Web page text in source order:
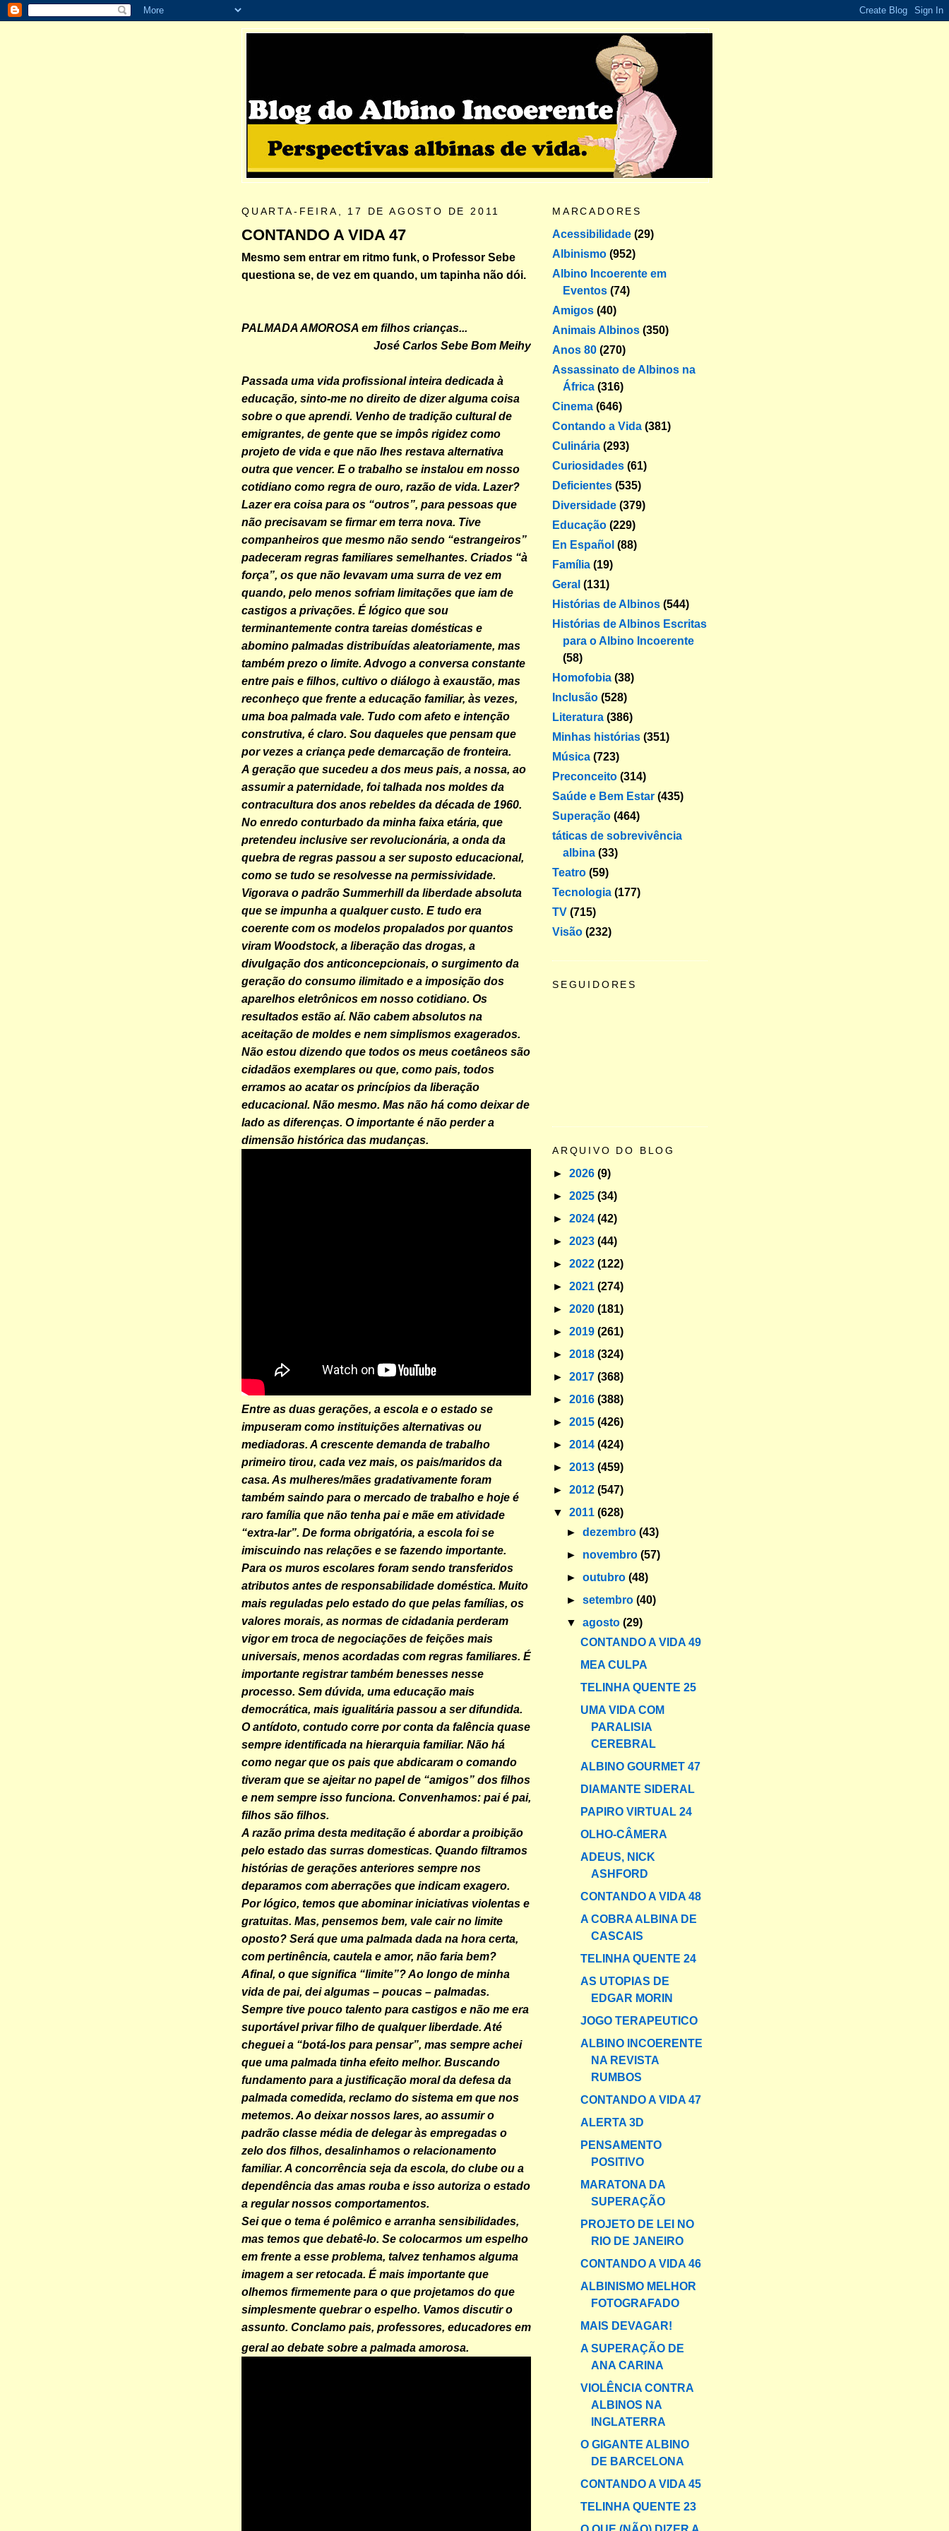
QUARTA-FEIRA, 17 DE AGOSTO DE 2011
CONTANDO A VIDA 47
Mesmo sem entrar em ritmo funk, o Professor Sebe
questiona se, de vez em quando, um tapinha não dói.
PALMADA AMOROSA em filhos crianças...
José Carlos Sebe Bom Meihy
Passada uma vida profissional inteira dedicada à
educação, sinto-me no direito de dizer alguma coisa
sobre o que aprendi. Venho de tradição cultural de
emigrantes, de gente que se impôs rigidez como
projeto de vida e que não lhes restava alternativa
outra que vencer. E o trabalho se instalou em nosso
cotidiano como regra de ouro, razão de vida. Lazer?
Lazer era coisa para os “outros”, para pessoas que
não precisavam se firmar em terra nova. Tive
companheiros que mesmo não sendo “estrangeiros”
padeceram regras familiares semelhantes. Criados “à
força”, os que não levavam uma surra de vez em
quando, pelo menos sofriam limitações que iam de
castigos a privações. É lógico que sou
terminantemente contra tareias domésticas e
abomino palmadas distribuídas aleatoriamente, mas
também prezo o limite. Advogo a conversa constante
entre pais e filhos, cultivo o diálogo à exaustão, mas
reconheço que frente a educação familiar, às vezes,
uma boa palmada vale. Tudo com afeto e intenção
construtiva, é claro. Sou daqueles que pensam que
por vezes a criança pede demarcação de fronteira.
A geração que sucedeu a dos meus pais, a nossa, ao
assumir a paternidade, foi talhada nos moldes da
contracultura dos anos rebeldes da década de 1960.
No enredo conturbado da minha faixa etária, que
pretendeu inclusive ser revolucionária, a onda da
quebra de regras passou a ser suposto educacional,
como se tudo se resolvesse na permissividade.
Vigorava o padrão Summerhill da liberdade absoluta
que se impunha a qualquer custo. E tudo era
coerente com os modelos propalados por quantos
viram Woodstock, a liberação das drogas, a
divulgação dos anticoncepcionais, o surgimento da
geração do consumo ilimitado e a imposição dos
aparelhos eletrônicos em nosso cotidiano. Os
resultados estão aí. Não cabem absolutos na
aceitação de moldes e nem simplismos exagerados.
Não estou dizendo que todos os meus coetâneos são
cidadãos exemplares ou que, como pais, todos
erramos ao acatar os princípios da liberação
educacional. Não mesmo. Mas não há como deixar de
lado as diferenças. O importante é não perder a
dimensão histórica das mudanças.
Entre as duas gerações, a escola e o estado se
impuseram como instituições alternativas ou
mediadoras. A crescente demanda de trabalho
primeiro tirou, cada vez mais, os pais/maridos da
casa. As mulheres/mães gradativamente foram
também saindo para o mercado de trabalho e hoje é
raro família que não tenha pai e mãe em atividade
“extra-lar”. De forma obrigatória, a escola foi se
imiscuindo nas relações e se fazendo importante.
Para os muros escolares foram sendo transferidos
atributos antes de responsabilidade doméstica. Muito
mais reguladas pelo estado do que pelas famílias, os
valores morais, as normas de cidadania perderam
vigor em troca de negociações de feições mais
universais, menos acordadas com regras familiares. É
importante registrar também benesses nesse
processo. Sem dúvida, uma educação mais
democrática, mais igualitária passou a ser difundida.
O antídoto, contudo corre por conta da falência quase
sempre identificada na hierarquia familiar. Não há
como negar que os pais que abdicaram o comando
tiveram que se ajeitar no papel de “amigos” dos filhos
e nem sempre isso funciona. Convenhamos: pai é pai,
filhos são filhos.
A razão prima desta meditação é abordar a proibição
pelo estado das surras domesticas. Quando filtramos
histórias de gerações anteriores sempre nos
deparamos com aberrações que indicam exagero.
Por lógico, temos que abominar iniciativas violentas e
gratuitas. Mas, pensemos bem, vale cair no limite
oposto? Será que uma palmada dada na hora certa,
com pertinência, cautela e amor, não faria bem?
Afinal, o que significa “limite”? Ao longo de minha
vida de pai, dei algumas – poucas – palmadas.
Sempre tive pouco talento para castigos e não me era
suportável privar filho de qualquer liberdade. Até
cheguei a “botá-los para pensar”, mas sempre achei
que uma palmada tinha efeito melhor. Buscando
fundamento para a justificação moral da defesa da
palmada comedida, reclamo do sistema em que nos
metemos. Ao deixar nossos lares, ao assumir o
padrão classe média de delegar às empregadas o
zelo dos filhos, desalinhamos o relacionamento
familiar. A concorrência seja da escola, do clube ou a
dependência das amas rouba e isso autoriza o estado
a regular nossos comportamentos.
Sei que o tema é polêmico e arranha sensibilidades,
mas temos que debatê-lo. Se colocarmos um espelho
em frente a esse problema, talvez tenhamos alguma
imagem a ser retocada. É mais importante que
olhemos firmemente para o que projetamos do que
simplesmente quebrar o espelho. Vamos discutir o
assunto. Conclamo pais, professores, educadores em
geral ao debate sobre a palmada amorosa.
MARCADORES
Acessibilidade (29)
Albinismo (952)
Albino Incoerente em
Eventos (74)
Amigos (40)
Animais Albinos (350)
Anos 80 (270)
Assassinato de Albinos na
África (316)
Cinema (646)
Contando a Vida (381)
Culinária (293)
Curiosidades (61)
Deficientes (535)
Diversidade (379)
Educação (229)
En Español (88)
Família (19)
Geral (131)
Histórias de Albinos (544)
Histórias de Albinos Escritas
para o Albino Incoerente
(58)
Homofobia (38)
Inclusão (528)
Literatura (386)
Minhas histórias (351)
Música (723)
Preconceito (314)
Saúde e Bem Estar (435)
Superação (464)
táticas de sobrevivência
albina (33)
Teatro (59)
Tecnologia (177)
TV (715)
Visão (232)
SEGUIDORES
ARQUIVO DO BLOG
► 2026 (9)
► 2025 (34)
► 2024 (42)
► 2023 (44)
► 2022 (122)
► 2021 (274)
► 2020 (181)
► 2019 (261)
► 2018 (324)
► 2017 (368)
► 2016 (388)
► 2015 (426)
► 2014 (424)
► 2013 (459)
► 2012 (547)
▼ 2011 (628)
►dezembro(43)
► novembro(57)
►outubro(48)
►setembro(40)
▼agosto(29)
CONTANDO A VIDA 49
MEA CULPA
TELINHA QUENTE 25
UMA VIDA COM
PARALISIA
CEREBRAL
ALBINO GOURMET 47
DIAMANTE SIDERAL
PAPIRO VIRTUAL 24
OLHO-CÂMERA
ADEUS, NICK
ASHFORD
CONTANDO A VIDA 48
A COBRA ALBINA DE
CASCAIS
TELINHA QUENTE 24
AS UTOPIAS DE
EDGAR MORIN
JOGO TERAPEUTICO
ALBINO INCOERENTE
NA REVISTA
RUMBOS
CONTANDO A VIDA 47
ALERTA 3D
PENSAMENTO
POSITIVO
MARATONA DA
SUPERAÇÃO
PROJETO DE LEI NO
RIO DE JANEIRO
CONTANDO A VIDA 46
ALBINISMO MELHOR
FOTOGRAFADO
MAIS DEVAGAR!
A SUPERAÇÃO DE
ANA CARINA
VIOLÊNCIA CONTRA
ALBINOS NA
INGLATERRA
O GIGANTE ALBINO
DE BARCELONA
CONTANDO A VIDA 45
TELINHA QUENTE 23